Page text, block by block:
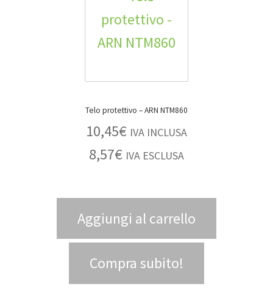
Telo protettivo – ARN NTM860
10,45€ IVA INCLUSA
8,57€ IVA ESCLUSA
Aggiungi al carrello
Compra subito!